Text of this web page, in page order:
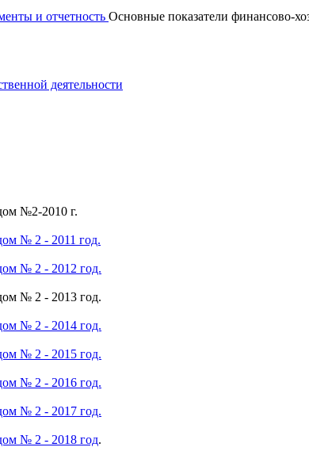
и отчетность Основные показатели финансово-
деятельности
№2-2010 г.
№ 2 - 2011 год.
№ 2 - 2012 год.
№ 2 - 2013 год.
№ 2 - 2014 год.
№ 2 - 2015 год.
№ 2 - 2016 год.
№ 2 - 2017 год.
№ 2 - 2018 год.